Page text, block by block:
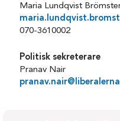
Maria Lundqvist
070-3610002
Politisk sekreterare
Pranav Nair